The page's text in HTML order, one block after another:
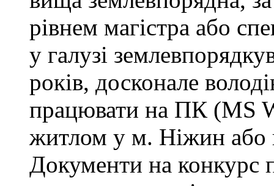
рівнем магістра або
у галузі
років, досконале
працювати на ПК (MS
житлом у м. Ніжин або
Документи на конкурс